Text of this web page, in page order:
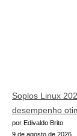
Soplos Linux
desempenho
por Edivaldo Brito
9 de agosto de 2026